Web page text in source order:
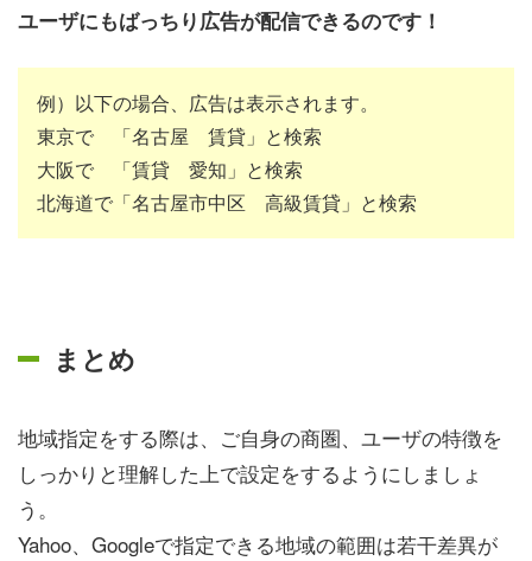
ユーザにもばっちり広告が配信できるのです！
例）以下の場合、広告は表示されます。
東京で 「名古屋 賃貸」と検索
大阪で 「賃貸 愛知」と検索
北海道で「名古屋市中区 高級賃貸」と検索
まとめ
地域指定をする際は、ご自身の商圏、ユーザの特徴を
しっかりと理解した上で設定をするようにしましょ
う。
Yahoo、Googleで指定できる地域の範囲は若干差異が